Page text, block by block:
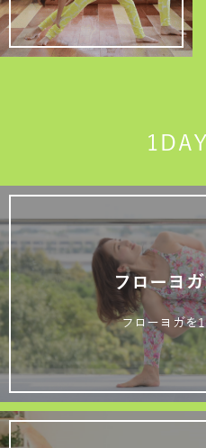
フローヨ
フローヨガを